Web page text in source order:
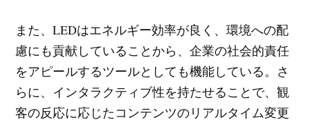
また、LEDはエネルギー効率が良く、環境への配
慮にも貢献していることから、企業の社会的責任
をアピールするツールとしても機能している。さ
らに、インタラクティブ性を持たせることで、観
客の反応に応じたコンテンツのリアルタイム変更